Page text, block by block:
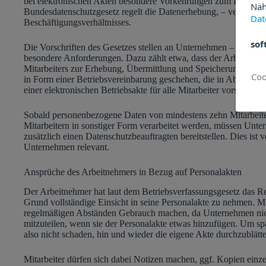
Bundesdatenschutzgesetz regelt die Datenerhebung, –
Beschäftigungsverhältnisses.
Die Vorschriften des Gesetzes stellen an Unternehmen – im
besondere Anforderungen. Dazu zählt etwa, dass der
Mitarbeiters zur Erhebung, Übermittlung und Speicherung
in Form einer Betriebsvereinbarung geschehen, die in
einer elektronischen Betriebsakte für alle Mitarbeiter vorsieht.
Sobald personenbezogene Daten von mindestens zehn
Mitarbeitern in sonstiger Form verarbeitet werden, müssen
zusätzlich einen Datenschutzbeauftragten bereitstellen. Dies ist
Unternehmen relevant.
Ansprüche des Arbeitnehmers in Bezug auf Personalakten
Der Arbeitnehmer hat laut dem Betriebsverfassungsgesetz das
Grund vollständige Einsicht in seine Personalakte zu nehmen.
regelmäßigen Abständen Gebrauch machen, da Unternehmen
mitzuteilen, wenn sie der Personalakte etwas hinzufügen. Um
also nicht schaden, hin und wieder die eigene Akte
Mitarbeiter dürfen sich dabei Notizen machen, ggf. Kopien